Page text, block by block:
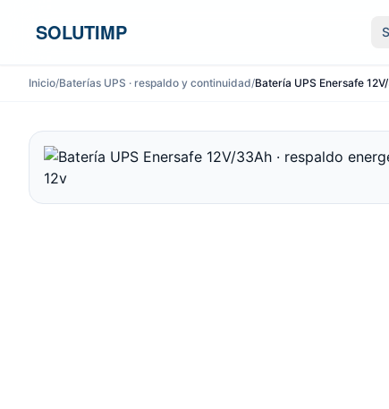
SOLUTIMP
Inicio/Baterías UPS · respaldo y continuidad/Batería UPS Enersafe